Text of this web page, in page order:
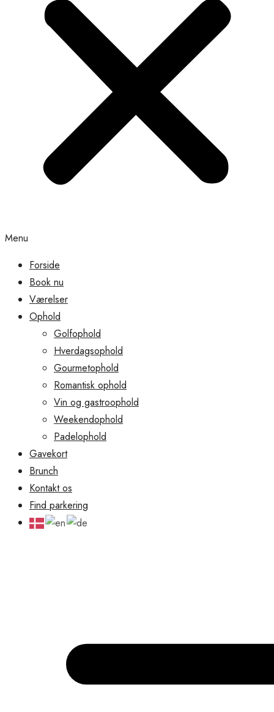
Menu
Forside
Book nu
Værelser
Ophold
Golfophold
Hverdagsophold
Gourmetophold
Romantisk ophold
Vin og gastroophold
Weekendophold
Padelophold
Gavekort
Brunch
Kontakt os
Find parkering